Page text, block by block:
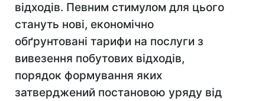
відходів. Певним стимулом для цього
стануть нові, економічно
обґрунтовані тарифи на послуги з
вивезення побутових відходів,
порядок формування яких
затверджений постановою уряду від